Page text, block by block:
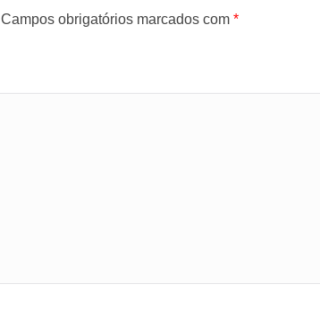
Campos obrigatórios marcados com *